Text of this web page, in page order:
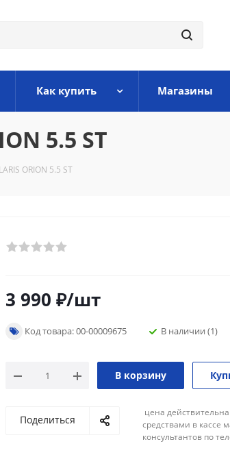
Как купить Магазины
5.5 ST
ORION 5.5 ST
3 990 ₽/шт
Код товара: 00-00009675 В наличии (1)
В корзину
Поделиться
цена
средствами в кассе
консультантов по